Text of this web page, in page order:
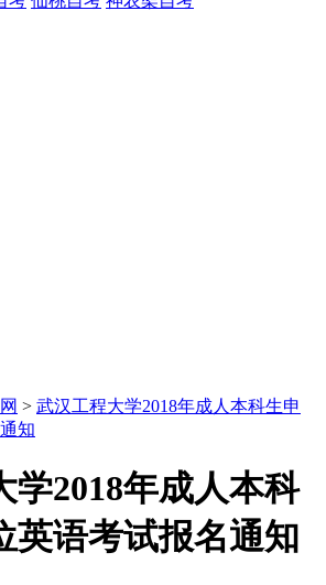
> 武汉工程大学2018年成人本科生申
知
学2018年成人本科
英语考试报名通知